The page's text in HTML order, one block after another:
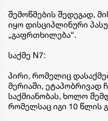
შემოწმების შედეგად,
იყო დისციპლინური
„გაფრთხილება“.
საქმე N7:
პირი, რომელიც
მერიაში, ეტაპობრივად
საქმიანობას, ხოლო
რომელსაც იგი 10 წლის